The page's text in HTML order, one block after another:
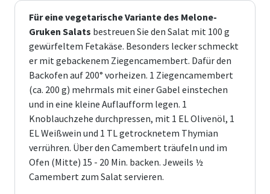
Für eine vegetarische Variante des Melone-
Gruken Salats bestreuen Sie den Salat mit 100 g
gewürfeltem Fetakäse. Besonders lecker schmeckt
er mit gebackenem Ziegencamembert. Dafür den
Backofen auf 200° vorheizen. 1 Ziegencamembert
(ca. 200 g) mehrmals mit einer Gabel einstechen
und in eine kleine Auflaufform legen. 1
Knoblauchzehe durchpressen, mit 1 EL Olivenöl, 1
EL Weißwein und 1 TL getrocknetem Thymian
verrühren. Über den Camembert träufeln und im
Ofen (Mitte) 15 - 20 Min. backen. Jeweils ½
Camembert zum Salat servieren.